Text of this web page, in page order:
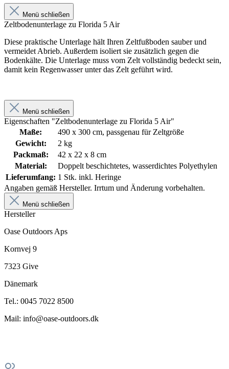
Menü schließen
Zeltbodenunterlage zu Florida 5 Air
Diese praktische Unterlage hält Ihren Zeltfußboden sauber und
vermeidet Abrieb. Außerdem isoliert sie zusätzlich gegen die
Bodenkälte. Die Unterlage muss vom Zelt vollständig bedeckt sein,
damit kein Regenwasser unter das Zelt geführt wird.
Menü schließen
Eigenschaften "Zeltbodenunterlage zu Florida 5 Air"
Maße:
490 x 300 cm, passgenau für Zeltgröße
Gewicht:
2 kg
Packmaß:
42 x 22 x 8 cm
Material:
Doppelt beschichtetes, wasserdichtes Polyethylen
Lieferumfang: 1 Stk. inkl. Heringe
Angaben gemäß Hersteller. Irrtum und Änderung vorbehalten.
Menü schließen
Hersteller
Oase Outdoors Aps
Kornvej 9
7323 Give
Dänemark
Tel.: 0045 7022 8500
Mail: info@oase-outdoors.dk